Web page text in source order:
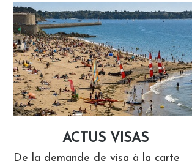
ACTUS VISAS
De la demande de visa à la carte